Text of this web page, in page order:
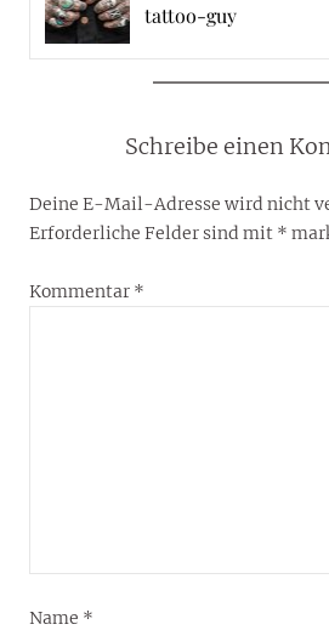
tattoo-guy
Schreibe einen
Deine E-Mail-Adresse wird nicht
Erforderliche Felder sind mit *
Kommentar *
Name *